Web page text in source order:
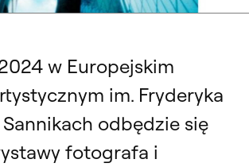
im. Fryderyka Chopina w Sannikach
w Europejskim
im. Fryderyka
odbędzie się
fotografa i